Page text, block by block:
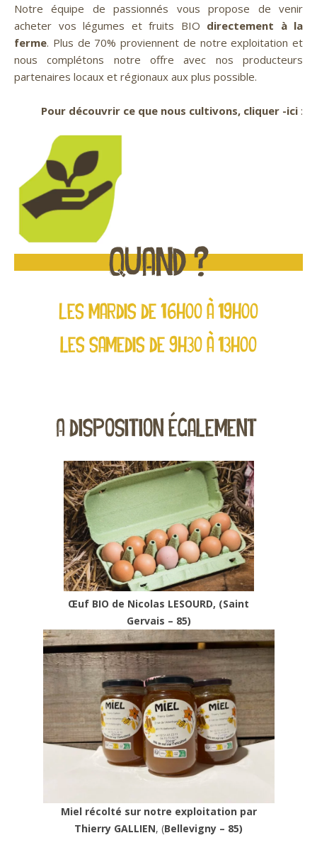
Notre équipe de passionnés vous propose de venir
acheter vos légumes et fruits BIO directement à la
ferme. Plus de 70% proviennent de notre exploitation et
nous complétons notre offre avec nos producteurs
partenaires locaux et régionaux aux plus possible.
Pour découvrir ce que nous cultivons, cliquer -ici :
QUAND ?
Les mardis de 16h00 à 19h00
les samedis de 9h30 à 13h00
A disposition également
Œuf BIO de Nicolas LESOURD, (Saint
Gervais – 85)
Miel récolté sur notre exploitation par
Thierry GALLIEN, (Bellevigny – 85)